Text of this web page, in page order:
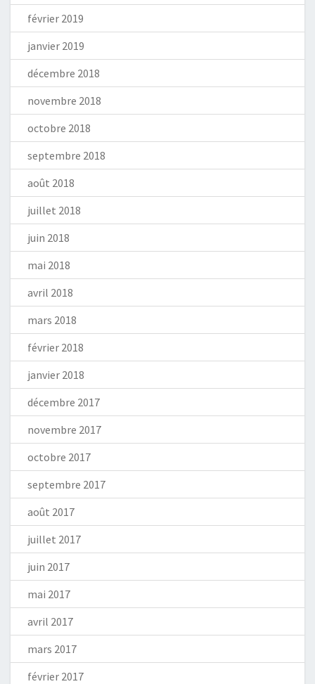
février 2019
janvier 2019
décembre 2018
novembre 2018
octobre 2018
septembre 2018
août 2018
juillet 2018
juin 2018
mai 2018
avril 2018
mars 2018
février 2018
janvier 2018
décembre 2017
novembre 2017
octobre 2017
septembre 2017
août 2017
juillet 2017
juin 2017
mai 2017
avril 2017
mars 2017
février 2017